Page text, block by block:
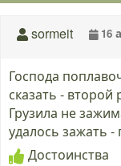
sormeit 16
Господа
сказать - второй
Грузила не
удалось зажать
Достоинства